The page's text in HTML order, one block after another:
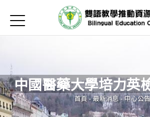
首頁
Open submenu (關於中心)
關於中心
最新消息
Open submenu (教師專區)
教師專區
Open submenu (學生專區)
學生專區
Jump to Navigation
Jump to Main
中國醫藥大學培力英
您在這裡
首頁-最新消息-中心公告